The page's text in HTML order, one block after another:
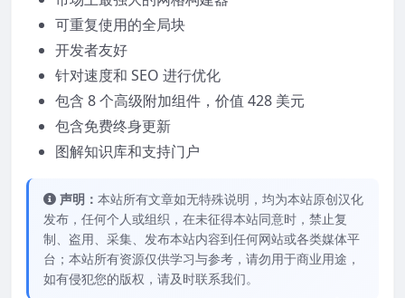
可重复使用的全局块
开发者友好
针对速度和 SEO 进行优化
包含 8 个高级附加组件，价值 428 美元
包含免费终身更新
图解知识库和支持门户
声明： 本站所有文章如无特殊说明，均为本站原创汉化
发布，任何个人或组织，在未征得本站同意时，禁止复
制、盗用、采集、发布本站内容到任何网站或各类媒体平
台；本站所有资源仅供学习与参考，请勿用于商业用途，
如有侵犯您的版权，请及时联系我们。